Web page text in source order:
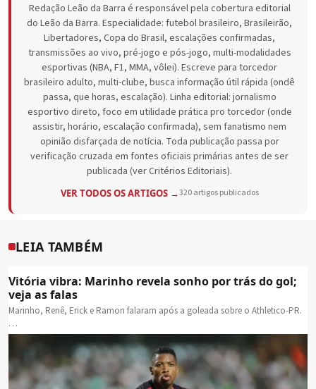
Redação Leão da Barra é responsável pela cobertura editorial
do Leão da Barra. Especialidade: futebol brasileiro, Brasileirão,
Libertadores, Copa do Brasil, escalações confirmadas,
transmissões ao vivo, pré-jogo e pós-jogo, multi-modalidades
esportivas (NBA, F1, MMA, vôlei). Escreve para torcedor
brasileiro adulto, multi-clube, busca informação útil rápida (ondê
passa, que horas, escalação). Linha editorial: jornalismo
esportivo direto, foco em utilidade prática pro torcedor (onde
assistir, horário, escalação confirmada), sem fanatismo nem
opinião disfarçada de notícia. Toda publicação passa por
verificação cruzada em fontes oficiais primárias antes de ser
publicada (ver Critérios Editoriais).
VER TODOS OS ARTIGOS →320 artigos publicados
LEIA TAMBÉM
Vitória vibra: Marinho revela sonho por trás do gol;
veja as falas
Marinho, Renê, Erick e Ramon falaram após a goleada sobre o Athletico-PR.
…